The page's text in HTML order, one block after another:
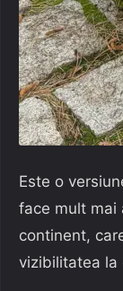
Este o
face mult mai
continent,
vizibilitatea la